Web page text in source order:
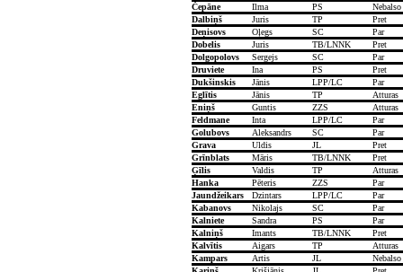
Čepāne
Ilma PS
Nebalso
Dalbiņš
Juris TP
Pret
Deņisovs
Oļegs SC
Par
Dobelis
Juris TB/LNNK
Pret
Dolgopolovs
Sergejs SC
Par
Druviete
Ina PS
Pret
Dukšinskis
Jānis LPP/LC
Par
Eglītis
Jānis TP
Atturas
Eniņš
Guntis ZZS
Atturas
Feldmane
Inta LPP/LC
Par
Golubovs
Aleksandrs SC
Par
Grava
Uldis JL
Pret
Grīnblats
Māris TB/LNNK
Pret
Ģīlis
Valdis TP
Atturas
Hanka
Pēteris ZZS
Par
Jaundžeikars
Dzintars LPP/LC
Par
Kabanovs
Nikolajs SC
Par
Kalniete
Sandra PS
Par
Kalniņš
Imants TB/LNNK
Pret
Kalvītis
Aigars TP
Atturas
Kampars
Artis JL
Nebalso